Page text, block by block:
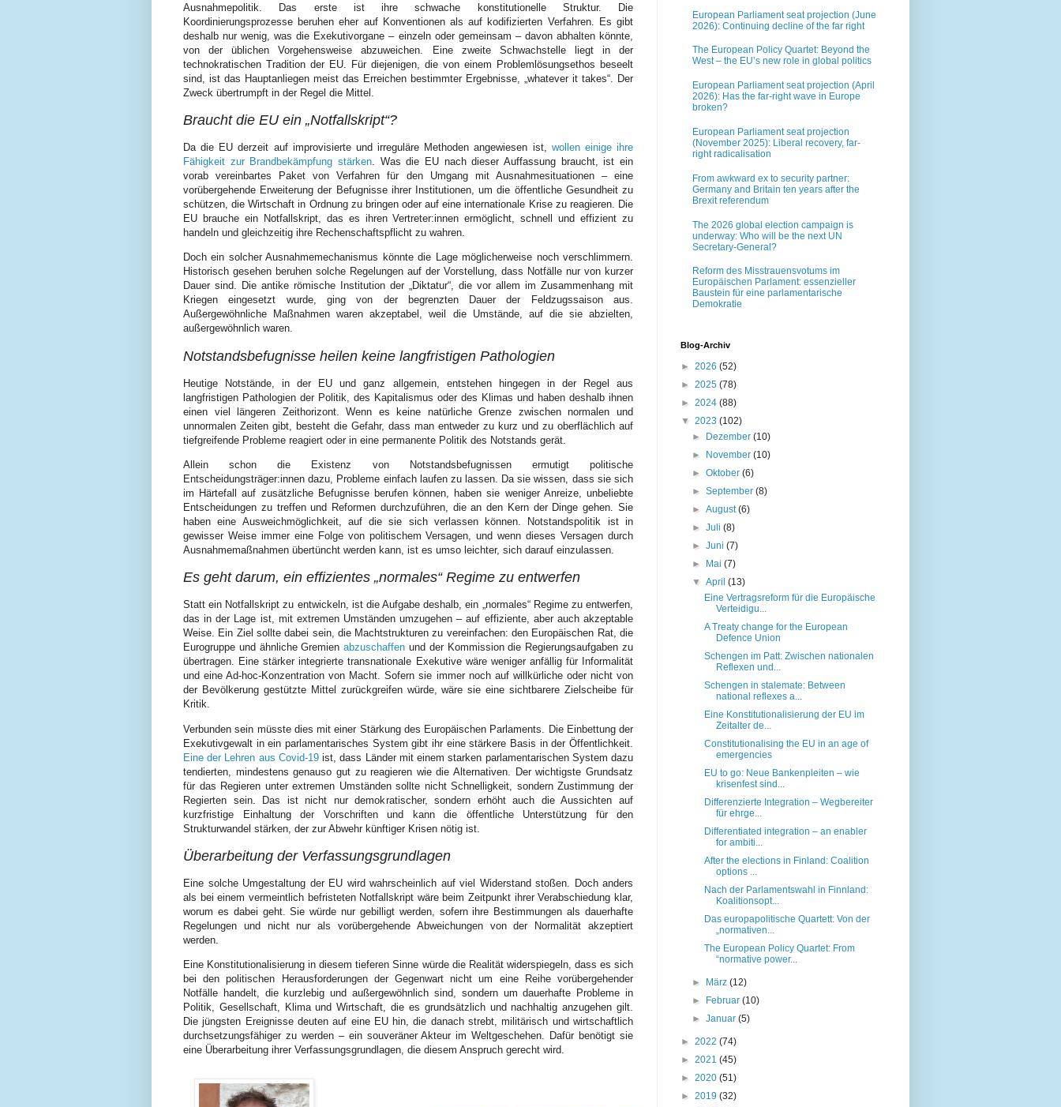
Ausnahmepolitik. Das erste ist ihre schwache konstitutionelle Struktur. Die
Koordinierungsprozesse beruhen eher auf Konventionen als auf kodifizierten Verfahren. Es gibt
deshalb nur wenig, was die Exekutivorgane – einzeln oder gemeinsam – davon abhalten könnte,
von der üblichen Vorgehensweise abzuweichen. Eine zweite Schwachstelle liegt in der
technokratischen Tradition der EU. Für diejenigen, die von einem Problemlösungsethos beseelt
sind, ist das Hauptanliegen meist das Erreichen bestimmter Ergebnisse, „whatever it takes“. Der
Zweck übertrumpft in der Regel die Mittel.
Braucht die EU ein „Notfallskript“?
Da die EU derzeit auf improvisierte und irreguläre Methoden angewiesen ist, wollen einige ihre
Fähigkeit zur Brandbekämpfung stärken. Was die EU nach dieser Auffassung braucht, ist ein
vorab vereinbartes Paket von Verfahren für den Umgang mit Ausnahmesituationen – eine
vorübergehende Erweiterung der Befugnisse ihrer Institutionen, um die öffentliche Gesundheit zu
schützen, die Wirtschaft in Ordnung zu bringen oder auf eine internationale Krise zu reagieren. Die
EU brauche ein Notfallskript, das es ihren Vertreter:innen ermöglicht, schnell und effizient zu
handeln und gleichzeitig ihre Rechenschaftspflicht zu wahren.
Doch ein solcher Ausnahmemechanismus könnte die Lage möglicherweise noch verschlimmern.
Historisch gesehen beruhen solche Regelungen auf der Vorstellung, dass Notfälle nur von kurzer
Dauer sind. Die antike römische Institution der „Diktatur“, die vor allem im Zusammenhang mit
Kriegen eingesetzt wurde, ging von der begrenzten Dauer der Feldzugssaison aus.
Außergewöhnliche Maßnahmen waren akzeptabel, weil die Umstände, auf die sie abzielten,
außergewöhnlich waren.
Notstandsbefugnisse heilen keine langfristigen Pathologien
Heutige Notstände, in der EU und ganz allgemein, entstehen hingegen in der Regel aus
langfristigen Pathologien der Politik, des Kapitalismus oder des Klimas und haben deshalb ihnen
einen viel längeren Zeithorizont. Wenn es keine natürliche Grenze zwischen normalen und
unnormalen Zeiten gibt, besteht die Gefahr, dass man entweder zu kurz und zu oberflächlich auf
tiefgreifende Probleme reagiert oder in eine permanente Politik des Notstands gerät.
Allein schon die Existenz von Notstandsbefugnissen ermutigt politische
Entscheidungsträger:innen dazu, Probleme einfach laufen zu lassen. Da sie wissen, dass sie sich
im Härtefall auf zusätzliche Befugnisse berufen können, haben sie weniger Anreize, unbeliebte
Entscheidungen zu treffen und Reformen durchzuführen, die an den Kern der Dinge gehen. Sie
haben eine Ausweichmöglichkeit, auf die sie sich verlassen können. Notstandspolitik ist in
gewisser Weise immer eine Folge von politischem Versagen, und wenn dieses Versagen durch
Ausnahmemaßnahmen übertüncht werden kann, ist es umso leichter, sich darauf einzulassen.
Es geht darum, ein effizientes „normales“ Regime zu entwerfen
Statt ein Notfallskript zu entwickeln, ist die Aufgabe deshalb, ein „normales“ Regime zu entwerfen,
das in der Lage ist, mit extremen Umständen umzugehen – auf effiziente, aber auch akzeptable
Weise. Ein Ziel sollte dabei sein, die Machtstrukturen zu vereinfachen: den Europäischen Rat, die
Eurogruppe und ähnliche Gremienabzuschaffen und der Kommission die Regierungsaufgaben zu
übertragen. Eine stärker integrierte transnationale Exekutive wäre weniger anfällig für Informalität
und eine Ad-hoc-Konzentration von Macht. Sofern sie immer noch auf willkürliche oder nicht von
der Bevölkerung gestützte Mittel zurückgreifen würde, wäre sie eine sichtbarere Zielscheibe für
Kritik.
Verbunden sein müsste dies mit einer Stärkung des Europäischen Parlaments. Die Einbettung der
Exekutivgewalt in ein parlamentarisches System gibt ihr eine stärkere Basis in der Öffentlichkeit.
Eine der Lehren aus Covid-19ist, dass Länder mit einem starken parlamentarischen System dazu
tendierten, mindestens genauso gut zu reagieren wie die Alternativen. Der wichtigste Grundsatz
für das Regieren unter extremen Umständen sollte nicht Schnelligkeit, sondern Zustimmung der
Regierten sein. Das ist nicht nur demokratischer, sondern erhöht auch die Aussichten auf
kurzfristige Einhaltung der Vorschriften und kann die öffentliche Unterstützung für den
Strukturwandel stärken, der zur Abwehr künftiger Krisen nötig ist.
Überarbeitung der Verfassungsgrundlagen
Eine solche Umgestaltung der EU wird wahrscheinlich auf viel Widerstand stoßen. Doch anders
als bei einem vermeintlich befristeten Notfallskript wäre beim Zeitpunkt ihrer Verabschiedung klar,
worum es dabei geht. Sie würde nur gebilligt werden, sofern ihre Bestimmungen als dauerhafte
Regelungen und nicht nur als vorübergehende Abweichungen von der Normalität akzeptiert
werden.
Eine Konstitutionalisierung in diesem tieferen Sinne würde die Realität widerspiegeln, dass es sich
bei den politischen Herausforderungen der Gegenwart nicht um eine Reihe vorübergehender
Notfälle handelt, die kurzlebig und außergewöhnlich sind, sondern um dauerhafte Probleme in
Politik, Gesellschaft, Klima und Wirtschaft, die es grundsätzlich und nachhaltig anzugehen gilt.
Die jüngsten Ereignisse deuten auf eine EU hin, die danach strebt, militärisch und wirtschaftlich
durchsetzungsfähiger zu werden – ein souveräner Akteur im Weltgeschehen. Dafür benötigt sie
eine Überarbeitung ihrer Verfassungsgrundlagen, die diesem Anspruch gerecht wird.
European Parliament seat projection (June
2026): Continuing decline of the far right
The European Policy Quartet: Beyond the
West – the EU’s new role in global politics
European Parliament seat projection (April
2026): Has the far-right wave in Europe
broken?
European Parliament seat projection
(November 2025): Liberal recovery, far-
right radicalisation
From awkward ex to security partner:
Germany and Britain ten years after the
Brexit referendum
The 2026 global election campaign is
underway: Who will be the next UN
Secretary-General?
Reform des Misstrauensvotums im
Europäischen Parlament: essenzieller
Baustein für eine parlamentarische
Demokratie
Blog-Archiv
► 2026 (52)
► 2025 (78)
► 2024 (88)
▼ 2023 (102)
► Dezember(10)
► November(10)
►Oktober(6)
►September(8)
►August(6)
►Juli(8)
►Juni(7)
► Mai(7)
▼April(13)
Eine Vertragsreform für die Europäische
Verteidigu...
A Treaty change for the European
Defence Union
Schengen im Patt: Zwischen nationalen
Reflexen und...
Schengen in stalemate: Between
national reflexes a...
Eine Konstitutionalisierung der EU im
Zeitalter de...
Constitutionalising the EU in an age of
emergencies
EU to go: Neue Bankenpleiten – wie
krisenfest sind...
Differenzierte Integration – Wegbereiter
für ehrge...
Differentiated integration – an enabler
for ambiti...
After the elections in Finland: Coalition
options ...
Nach der Parlamentswahl in Finnland:
Koalitionsopt...
Das europapolitische Quartett: Von der
„normativen...
The European Policy Quartet: From
“normative power...
► März(12)
► Februar(10)
►Januar(5)
► 2022 (74)
► 2021 (45)
► 2020 (51)
► 2019 (32)